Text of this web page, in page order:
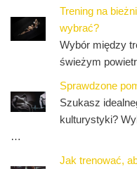
Trening na
wybrać?
Wybór między
świeżym
Sprawdzone
Szukasz
kulturystyki?
…
Jak trenować,